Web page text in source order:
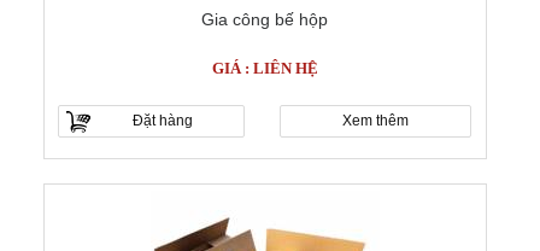
Gia công bế hộp
GIÁ : LIÊN HỆ
Đặt hàng Xem thêm